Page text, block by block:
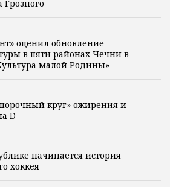
Грозного
оценил обновление
в пяти районах Чечни в
малой Родины»
круг» ожирения и
D
начинается история
хоккея